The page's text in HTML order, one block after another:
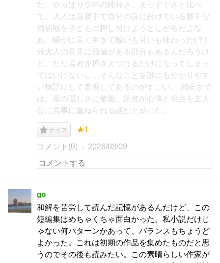
だ。やっぱり少年の純粋さ、まっすぐさと比べ
て、大人は身勝手で自分の身に付けている勝手な
価値観を子どもに押し付けようとしがちだよな
あ。確かに長く生きて酸いも甘いも味わった(？)
分大人の意見に価値がある部分もあるんだろうけ
ど、ただ若者を押さえつけるだけになってしまっ
てはいけないし…そんなことを誰にも分かりやす
い物語にして表現してあるのがすごい。 網走まで
は、母の逞しさに敬服。読者が心情と視点を主人
公に見事に重ねられる話だと感じた。
ナイス ★1
コメント(0) 2026/03/09
go
和解を苦労して読んだ記憶があるんだけど、この
短編集はめちゃくちゃ面白かった。私小説だけじ
ゃない何パターンかあって、バランスもちょうど
よかった。これは初期の作品を集めたものだと思
うのでその後も読みたい。この素晴らしい作家が